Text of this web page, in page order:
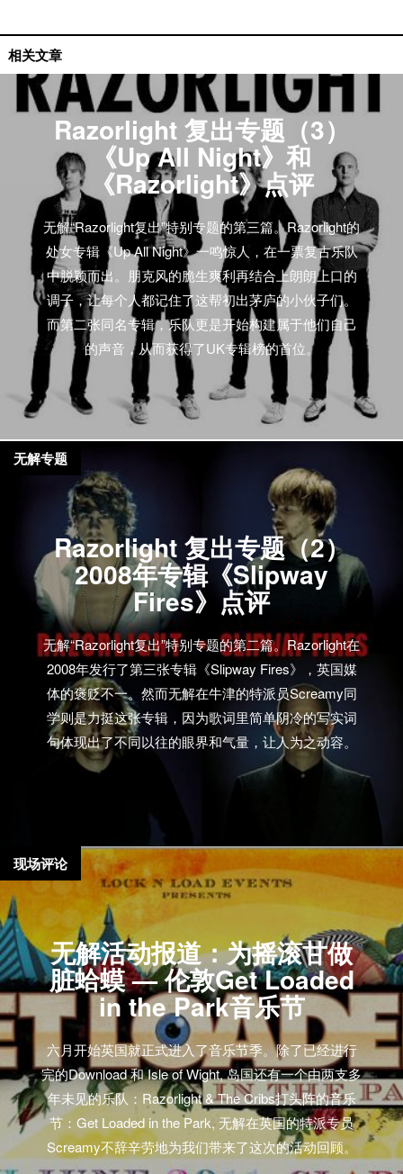
相关文章
Razorlight 复出专题（3）
《Up All Night》和
《Razorlight》点评
无解“Razorlight复出”特别专题的第三篇。Razorlight的
处女专辑《Up All Night》一鸣惊人，在一票复古乐队
中脱颖而出。朋克风的脆生爽利再结合上朗朗上口的
调子，让每个人都记住了这帮初出茅庐的小伙子们。
而第二张同名专辑，乐队更是开始构建属于他们自己
的声音，从而获得了UK专辑榜的首位。
无解专题
Razorlight 复出专题（2）
2008年专辑《Slipway
Fires》点评
无解“Razorlight复出”特别专题的第二篇。Razorlight在
2008年发行了第三张专辑《Slipway Fires》，英国媒
体的褒贬不一。然而无解在牛津的特派员Screamy同
学则是力挺这张专辑，因为歌词里简单阴冷的写实词
句体现出了不同以往的眼界和气量，让人为之动容。
无解专题
无解活动报道：为摇滚甘做
脏蛤蟆 — 伦敦Get Loaded
in the Park音乐节
六月开始英国就正式进入了音乐节季。除了已经进行
完的Download 和 Isle of Wight, 岛国还有一个由两支多
年未见的乐队：Razorlight & The Cribs打头阵的音乐
节：Get Loaded in the Park, 无解在英国的特派专员
Screamy不辞辛劳地为我们带来了这次的活动回顾。
现场评论